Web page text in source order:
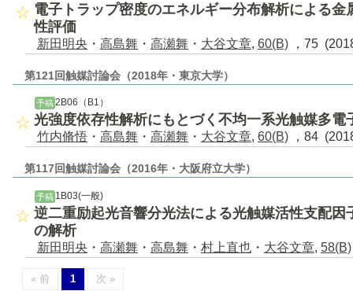
電子トラップ密度のエネルギー分布解析による
性評価
新田明央 ・ 高島舞 ・ 高瀬舞 ・ 大谷文章, 60(B) ，75
第121回触媒討論会（2018年・東京大学）
予稿 2B06（B1）
光強度依存性解析にもとづく不均一系光触媒多電
竹内脩悟 ・ 高島舞 ・ 高瀬舞 ・ 大谷文章, 60(B) ，84
第117回触媒討論会（2016年・大阪府立大学）
予稿 1B03(一般)
逆二重励起光音響分光法による光触媒活性支配因
の解析
新田明央 ・ 高瀬舞 ・ 高島舞 ・ 村上直也 ・ 大谷文章, 58(B)
« 前 1 次 »